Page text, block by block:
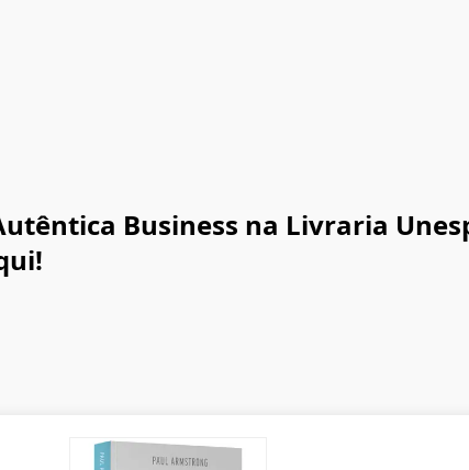
Business na Livraria